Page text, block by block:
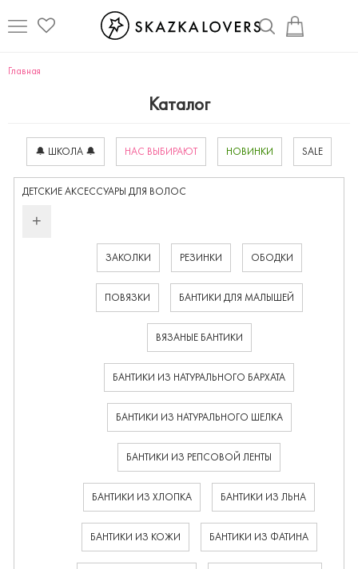
Главная
Каталог
🔔 ШКОЛА 🔔 НАС ВЫБИРАЮТ НОВИНКИ SALE
ДЕТСКИЕ АКСЕССУАРЫ ДЛЯ ВОЛОC
ЗАКОЛКИ РЕЗИНКИ ОБОДКИ
ПОВЯЗКИ БАНТИКИ ДЛЯ МАЛЫШЕЙ
ВЯЗАНЫЕ БАНТИКИ
БАНТИКИ ИЗ НАТУРАЛЬНОГО БАРХАТА
БАНТИКИ ИЗ НАТУРАЛЬНОГО ШЕЛКА
БАНТИКИ ИЗ РЕПСОВОЙ ЛЕНТЫ
БАНТИКИ ИЗ ХЛОПКА БАНТИКИ ИЗ ЛЬНА
БАНТИКИ ИЗ КОЖИ БАНТИКИ ИЗ ФАТИНА